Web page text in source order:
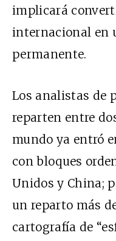
implicará
internacional en
permanente.
Los analistas de
reparten entre
mundo ya entró
con bloques
Unidos y China;
un reparto más
cartografía de